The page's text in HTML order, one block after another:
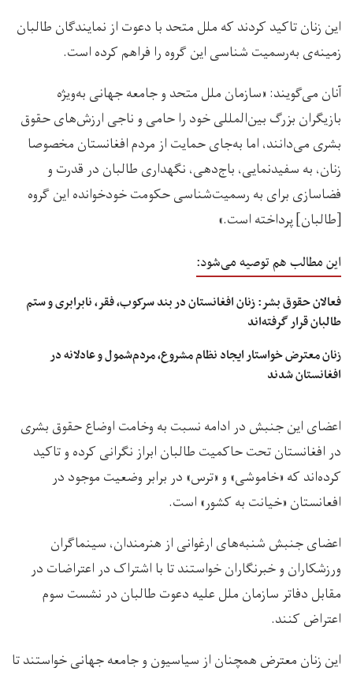
این زنان تاکید کردند که ملل متحد با دعوت از نمایندگان طالبان
زمینه‌ی به‌رسمیت شناسی این گروه را فراهم کرده است.
آنان می‌گویند: «سازمان ملل متحد و جامعه جهانی به‌ویژه
بازیگران بزرگ بین‌المللی خود را حامی و ناجی ارزش‌های حقوق
بشری می‌دانند، اما به‌جای حمایت از مردم افغانستان مخصوصا
زنان، به سفید‌نمایی، باج‌دهی، نگهداری طالبان در قدرت و
فضاسازی برای به رسمیت‌شناسی حکومت‌ خودخوانده این گروه
[طالبان] پرداخته است.»
این مطالب هم توصیه می‌شود:
فعالان حقوق بشر: زنان افغانستان در بند سرکوب، فقر، نابرابری و ستم
طالبان قرار گرفته‌اند
زنان معترض خواستار ایجاد نظام مشروع، مردم‌شمول و عادلانه در
افغانستان شدند
اعضای این جنبش در ادامه نسبت به وخامت اوضاع حقوق‌ بشری
در افغانستان تحت حاکمیت طالبان ابراز نگرانی کرده و تاکید
کرده‌اند که «خاموشی» و «ترس» در برابر وضعیت موجود در
افعانستان «خیانت به کشور» است.
اعضای جنبش شنبه‌های ارغوانی از هنرمندان، سینماگران
ورزشکاران و خبرنگاران خواستند تا با اشتراک در اعتراضات در
مقابل دفاتر سازمان ملل علیه دعوت طالبان در نشست سوم
اعتراض کنند.
این زنان معترض همچنان از سیاسیون و جامعه جهانی خواستند تا